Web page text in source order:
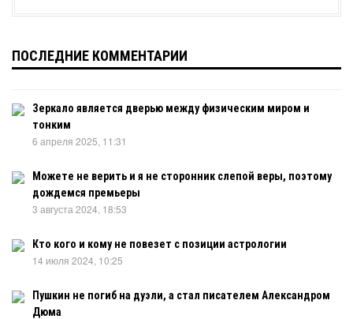
ПОСЛЕДНИЕ КОММЕНТАРИИ
Зеркало является дверью между физическим миром и
тонким
6 апреля 2025, 11:31
Можете не верить и я не сторонник слепой веры, поэтому
дождемся премьеры
3 августа 2024, 18:53
Кто кого и кому не повезет с позиции астрологии
14 июля 2024, 10:25
Пушкин не погиб на дуэли, а стал писателем Александром
Дюма